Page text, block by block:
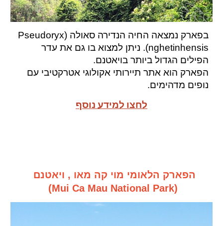
בפארק נמצאה החיה הנדירה סאולה (Pseudoryx
nghetinhensis). ניתן למצוא בו גם את עדר
הפילים הגדול ביותר בויאטנם.
הפארק הוא אתר תיירותי אקולוגי אטרקטיבי עם
נופים מדהימים.
לחצו למידע נוסף
הפארק הלאומי מוי קה מאו , ויאטנם
(Mui Ca Mau National Park)